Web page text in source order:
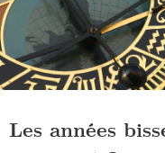
Les années